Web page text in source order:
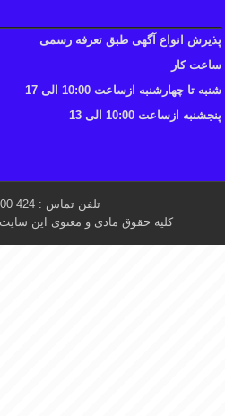
پذیرش انواع آگهی طبق تعرفه رسمی
ساعت کار
شنبه تا چهارشنبه ازساعت 10:00 الی 17
پنجشنبه ازساعت 10:00 الی 13
تلفن تماس : 424 200 33 - 021
کلیه حقوق مادی و معنوی این